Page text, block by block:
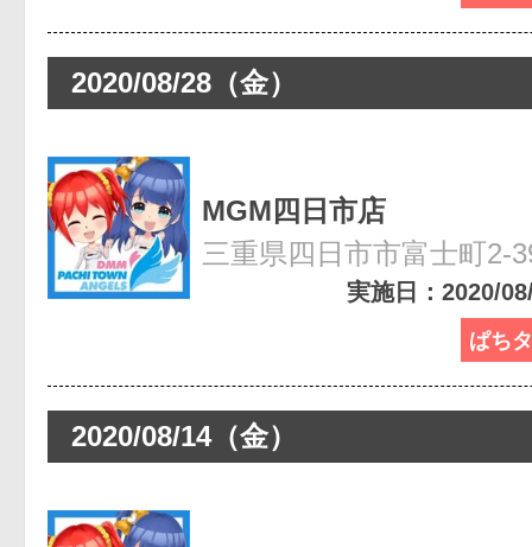
2020/08/28（金）
MGM四日市店
三重県四日市市富士町2-
実施日：2020/
ぱち
2020/08/14（金）